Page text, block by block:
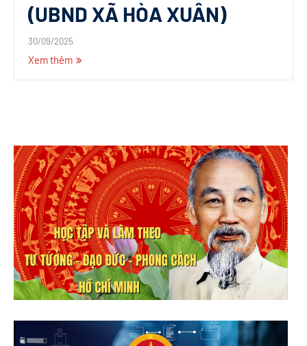
(UBND XÃ HÒA XUÂN)
30/09/2025
Xem thêm